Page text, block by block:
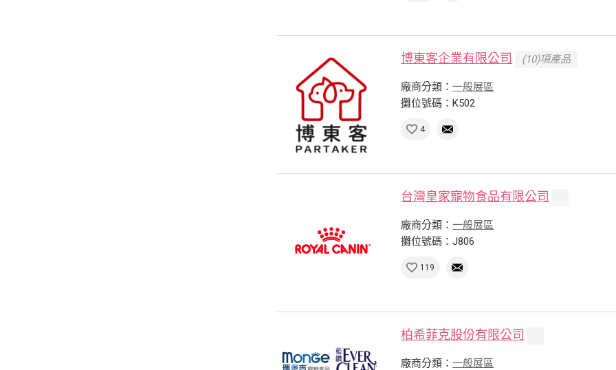
博東客企業有限公司 (10)項產品
廠商分類：一般展區
攤位號碼：K502
4
台灣皇家寵物食品有限公司
廠商分類：一般展區
攤位號碼：J806
119
柏希菲克股份有限公司
廠商分類：一般展區